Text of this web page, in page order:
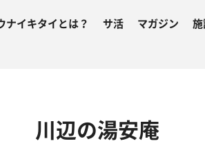
ナイキタイとは？ サ活 マガジン
川辺の湯安庵